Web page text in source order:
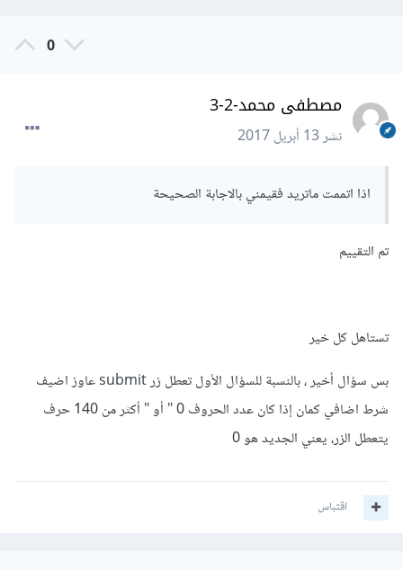
0
مصطفى محمد-2-3
نشر13 أبريل 2017
اذا اتممت ماتريد فقيمني بالاجابة الصحيحة
تم التقييم
تستاهل كل خير
بس سؤال أخير ، بالنسبة للسؤال الأول تعطل زر submit عاوز اضيف
شرط اضافي كمان إذا كان عدد الحروف 0 " أو " أكثر من 140 حرف
يتعطل الزر، يعني الجديد هو 0
اقتباس